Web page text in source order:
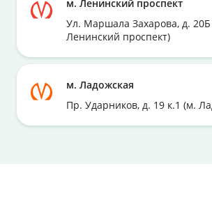
м. Ленинский проспект
Ул. Маршала Захарова, д.
Ленинский проспект)
м. Ладожская
Пр. Ударников, д. 19 к.1 (м.